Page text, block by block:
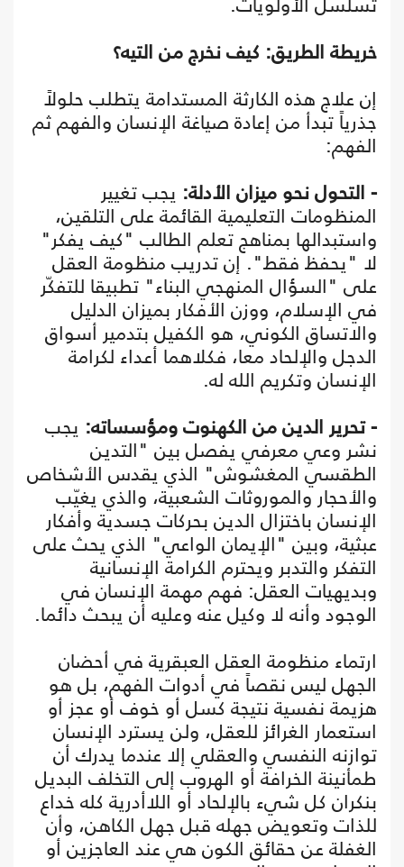
خريطة الطريق: كيف نخرج من التيه؟
إن علاج هذه الكارثة المستدامة يتطلب حلولاً
جذرياً تبدأ من إعادة صياغة الإنسان والفهم ثم
الفهم:
- التحول نحو ميزان الأدلة: يجب تغيير
المنظومات التعليمية القائمة على التلقين،
واستبدالها بمناهج تعلم الطالب "كيف يفكر"
لا "يحفظ فقط". إن تدريب منظومة العقل
على "السؤال المنهجي البناء" تطبيقا للتفكّر
في الإسلام، ووزن الأفكار بميزان الدليل
والاتساق الكوني، هو الكفيل بتدمير أسواق
الدجل والإلحاد معا، فكلاهما أعداء لكرامة
الإنسان وتكريم الله له.
- تحرير الدين من الكهنوت ومؤسساته: يجب
نشر وعي معرفي يفصل بين "التدين
الطقسي المغشوش" الذي يقدس الأشخاص
والأحجار والموروثات الشعبية، والذي يغيّب
الإنسان باختزال الدين بحركات جسدية وأفكار
عبثية، وبين "الإيمان الواعي" الذي يحث على
التفكر والتدبر ويحترم الكرامة الإنسانية
وبديهيات العقل: فهم مهمة الإنسان في
الوجود وأنه لا وكيل عنه وعليه أن يبحث دائما.
ارتماء منظومة العقل العبقرية في أحضان
الجهل ليس نقصاً في أدوات الفهم، بل هو
هزيمة نفسية نتيجة كسل أو خوف أو عجز أو
استعمار الغرائز للعقل، ولن يسترد الإنسان
توازنه النفسي والعقلي إلا عندما يدرك أن
طمأنينة الخرافة أو الهروب إلى التخلف البديل
بنكران كل شيء بالإلحاد أو اللاأدرية كله خداع
للذات وتعويض جهله قبل جهل الكاهن، وأن
الغفلة عن حقائق الكون هي عند العاجزين أو